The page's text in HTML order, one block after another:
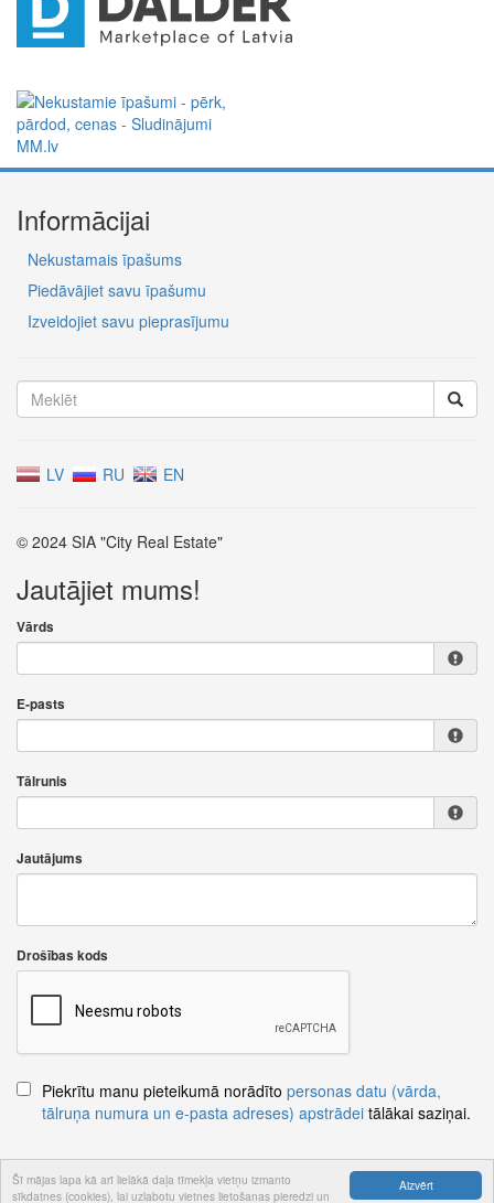
Aizvērt
Šī mājas lapa kā arī lielākā daļa tīmekļa vietņu izmanto
sīkdatnes (cookies), lai uzlabotu vietnes lietošanas pieredzi un
Informācijai
Nekustamais īpašums
Piedāvājiet savu īpašumu
Izveidojiet savu pieprasījumu
LV RU EN
© 2024 SIA "City Real Estate"
Jautājiet mums!
Vārds
E-pasts
Tālrunis
Jautājums
Drošības kods
Piekrītu manu pieteikumā norādīto personas datu (vārda,
tālruņa numura un e-pasta adreses) apstrādei tālākai saziņai.